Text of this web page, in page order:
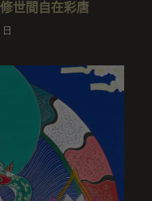
世間自在彩唐